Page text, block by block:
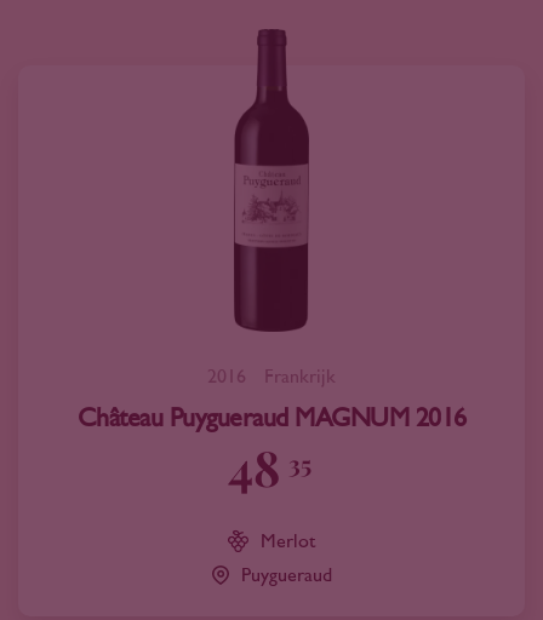
2016 Frankrijk
Château Puygueraud MAGNUM 2016
48 35
Merlot
Puygueraud